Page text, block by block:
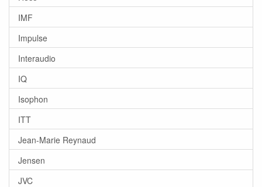
IMF
Impulse
Interaudio
IQ
Isophon
ITT
Jean-Marie Reynaud
Jensen
JVC